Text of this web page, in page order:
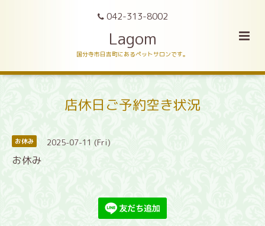
042-313-8002
Lagom
国分寺市日吉町にあるペットサロンです。
店休日ご予約空き状況
お休み 2025-07-11 (Fri)
お休み